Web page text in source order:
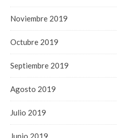
Noviembre 2019
Octubre 2019
Septiembre 2019
Agosto 2019
Julio 2019
Junio 2019